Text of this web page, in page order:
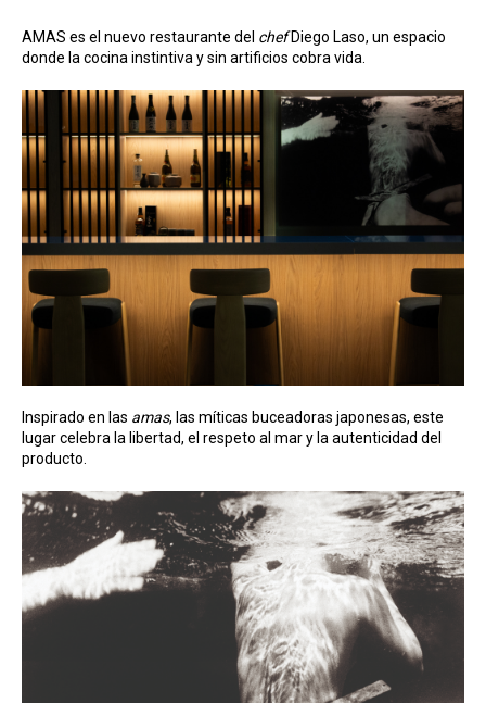
AMAS es el nuevo restaurante del chefDiego Laso, un espacio
donde la cocina instintiva y sin artificios cobra vida.
Inspirado en las amas, las míticas buceadoras japonesas, este
lugar celebra la libertad, el respeto al mar y la autenticidad del
producto.